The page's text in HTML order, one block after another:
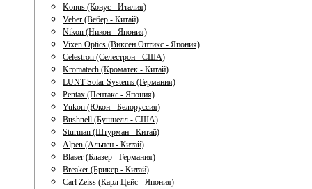
Konus (Конус - Италия)
Veber (Вебер - Китай)
Nikon (Никон - Япония)
Vixen Optics (Виксен Оптикс - Япония)
Celestron (Селестрон - США)
Kromatech (Кроматек - Китай)
LUNT Solar Systems (Германия)
Pentax (Пентакс - Япония)
Yukon (Юкон - Белоруссия)
Bushnell (Бушнелл - США)
Sturman (Штурман - Китай)
Alpen (Альпен - Китай)
Blaser (Блазер - Германия)
Breaker (Брикер - Китай)
Carl Zeiss (Карл Цейс - Япония)